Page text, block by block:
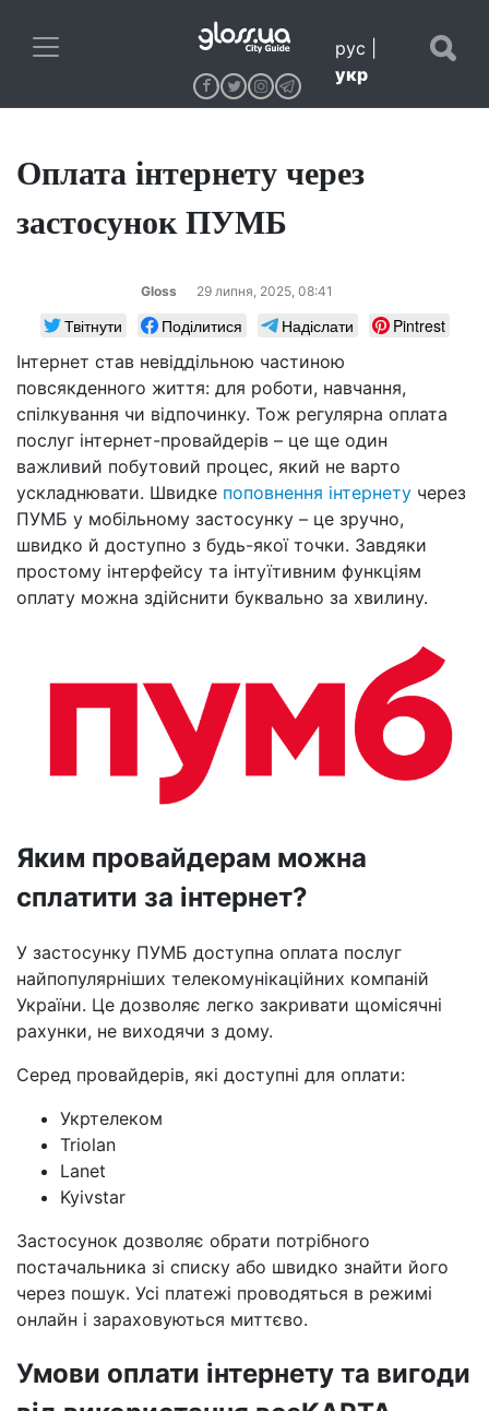
рус
укр
Оплата інтернету через
застосунок ПУМБ
Gloss 29 липня, 2025, 08:41
Твітнути Поділитися Надіслати
Pintrest
Інтернет став невіддільною частиною
повсякденного життя: для роботи, навчання,
спілкування чи відпочинку. Тож регулярна оплата
послуг інтернет-провайдерів – це ще один
важливий побутовий процес, який не варто
ускладнювати. Швидке поповнення інтернету через
ПУМБ у мобільному застосунку – це зручно,
швидко й доступно з будь-якої точки. Завдяки
простому інтерфейсу та інтуїтивним функціям
оплату можна здійснити буквально за хвилину.
Яким провайдерам можна
сплатити за інтернет?
У застосунку ПУМБ доступна оплата послуг
найпопулярніших телекомунікаційних компаній
України. Це дозволяє легко закривати щомісячні
рахунки, не виходячи з дому.
Серед провайдерів, які доступні для оплати:
Укртелеком
Triolan
Lanet
Kyivstar
Застосунок дозволяє обрати потрібного
постачальника зі списку або швидко знайти його
через пошук. Усі платежі проводяться в режимі
онлайн і зараховуються миттєво.
Умови оплати інтернету та вигоди